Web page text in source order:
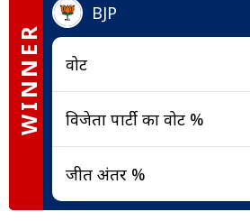
WINNER
BJP
वोट
विजेता पार्टी का वोट %
जीत अंतर %